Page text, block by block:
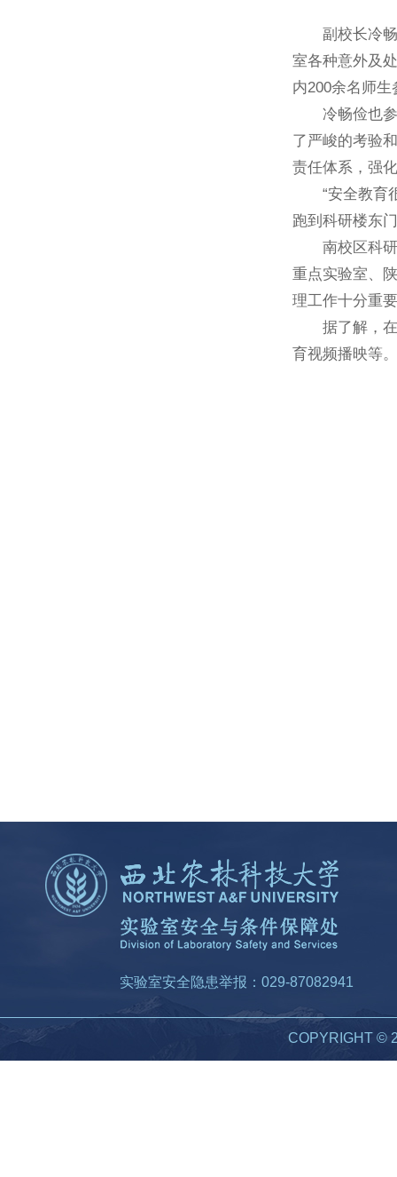
副校长冷畅
室各种意外及
内200余名师
冷畅俭也参
了严峻的考验
责任体系，强
“安全教育很
跑到科研楼东
南校区科研
重点实验室、
理工作十分重
据了解，在
育视频播映等。
实验室安全隐患举报：029-87082941
COPYRIGHT ©